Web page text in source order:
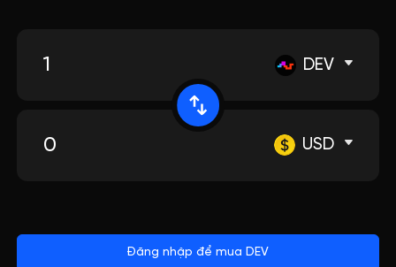
DEV
USD
Đăng nhập để mua DEV